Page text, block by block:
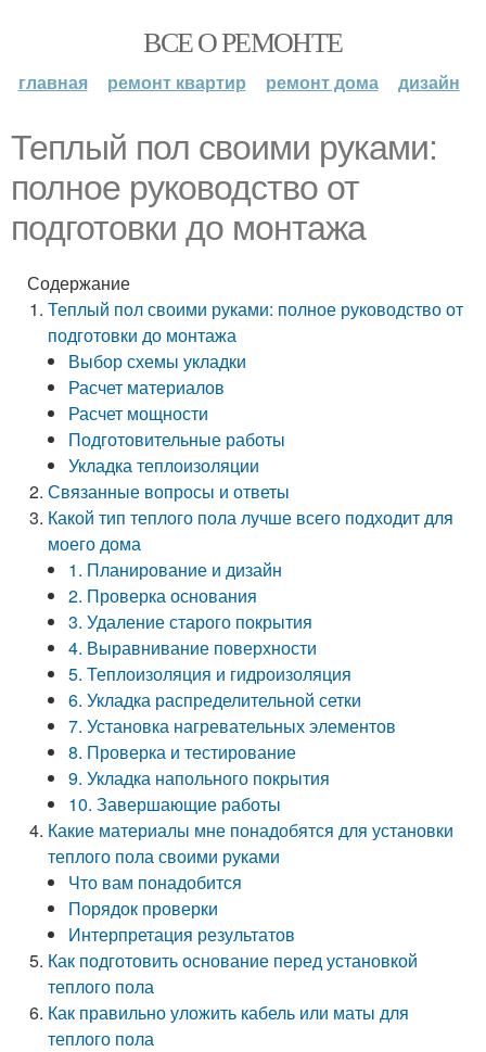
ВСЕ О РЕМОНТЕ
главная ремонт квартир ремонт дома дизайн
Теплый пол своими руками:
полное руководство от
подготовки до монтажа
Содержание
Теплый пол своими руками: полное руководство от
подготовки до монтажа
Выбор схемы укладки
Расчет материалов
Расчет мощности
Подготовительные работы
Укладка теплоизоляции
Связанные вопросы и ответы
Какой тип теплого пола лучше всего подходит для
моего дома
1. Планирование и дизайн
2. Проверка основания
3. Удаление старого покрытия
4. Выравнивание поверхности
5. Теплоизоляция и гидроизоляция
6. Укладка распределительной сетки
7. Установка нагревательных элементов
8. Проверка и тестирование
9. Укладка напольного покрытия
10. Завершающие работы
Какие материалы мне понадобятся для установки
теплого пола своими руками
Что вам понадобится
Порядок проверки
Интерпретация результатов
Как подготовить основание перед установкой
теплого пола
Как правильно уложить кабель или маты для
теплого пола